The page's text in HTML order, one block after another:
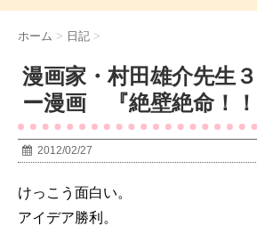
ホーム > 日記 >
漫画家・村田雄介先生
ー漫画 『絶壁絶命！！
2012/02/27
けっこう面白い。
アイデア勝利。